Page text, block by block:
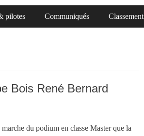
pilotes Communiqués Classement
Bois René Bernard
du podium en classe Master que la